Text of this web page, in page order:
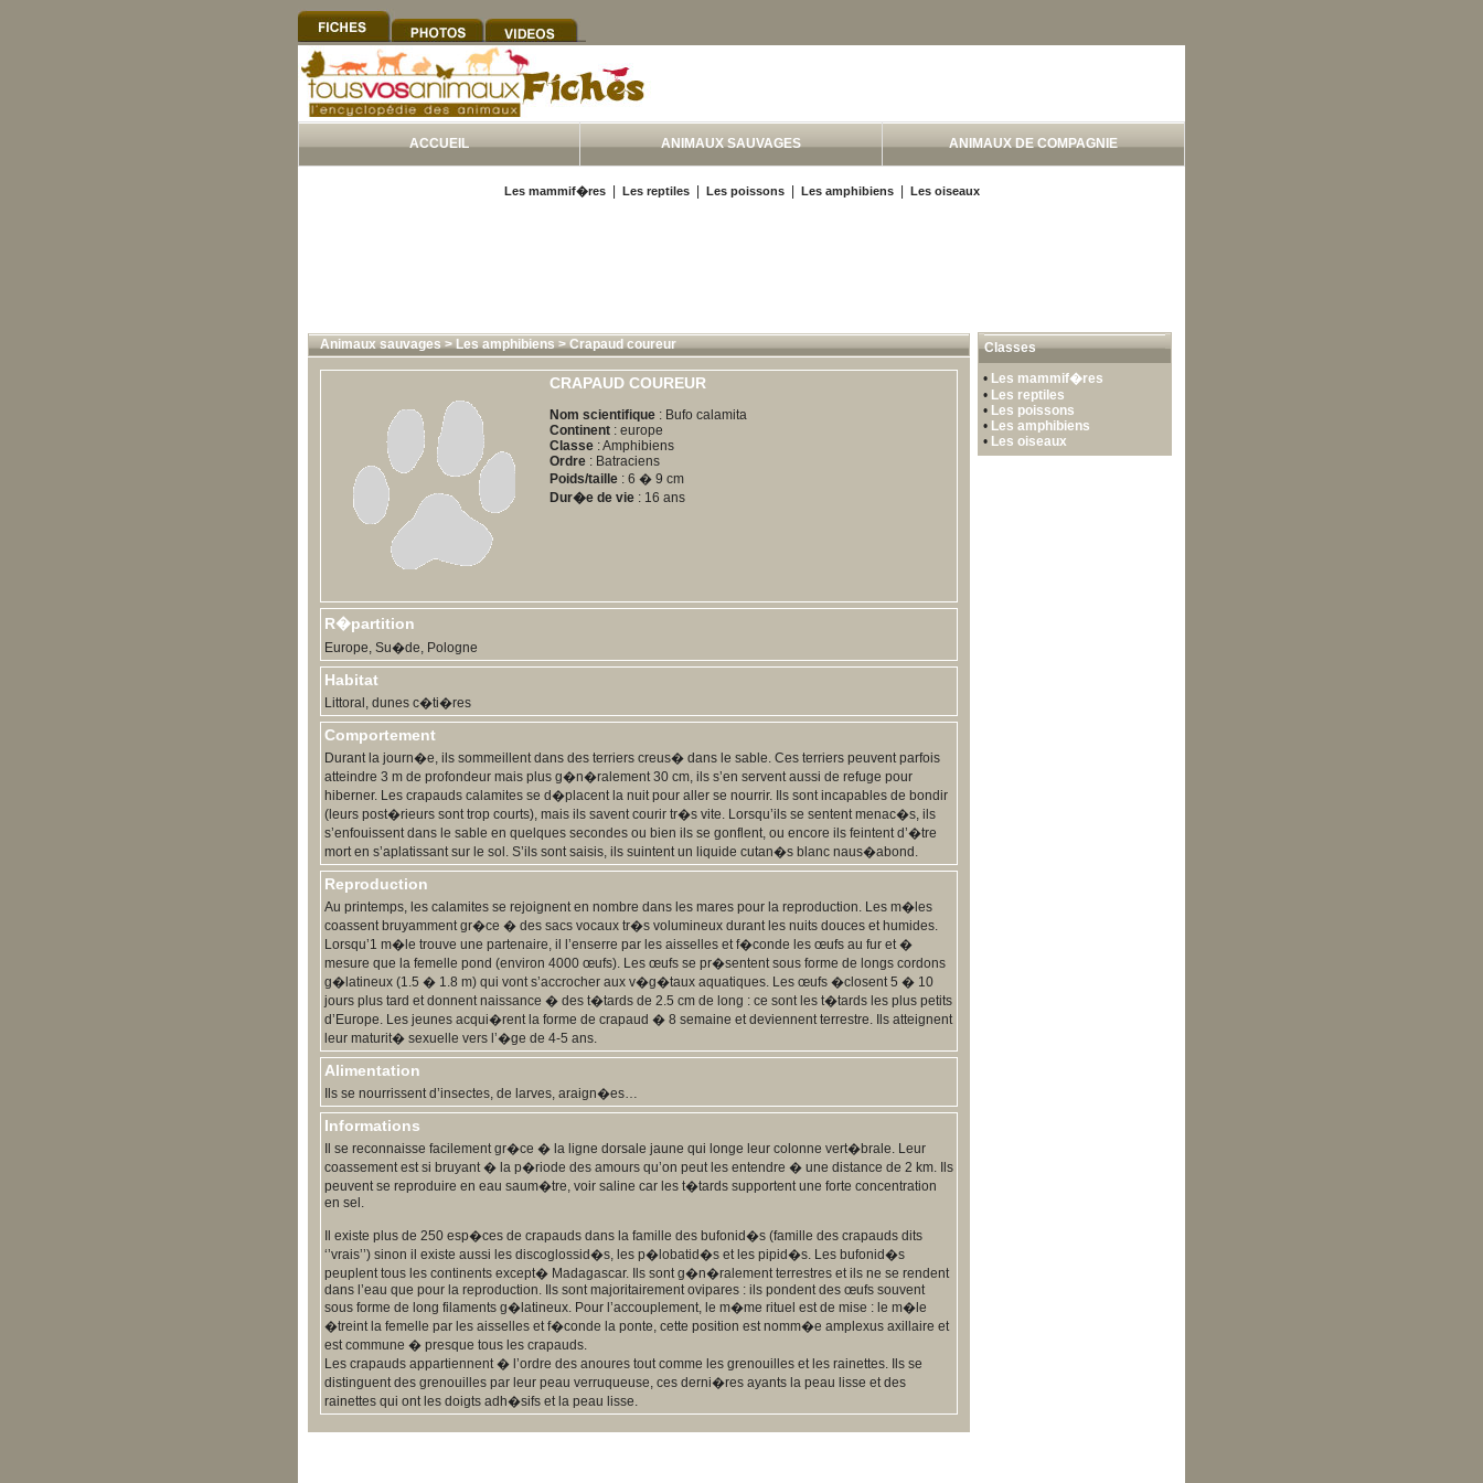
ACCUEIL ANIMAUX SAUVAGES ANIMAUX DE COMPAGNIE
Les mammif�res| Les reptiles| Les poissons| Les amphibiens| Les oiseaux
Animaux sauvages>Les amphibiens>Crapaud coureur
CRAPAUD COUREUR
Nom scientifique: Bufo calamita
Continent: europe
Classe: Amphibiens
Ordre: Batraciens
Poids/taille: 6 � 9 cm
Dur�e de vie: 16 ans
R�partition
Europe, Su�de, Pologne
Habitat
Littoral, dunes c�ti�res
Comportement
Durant la journ�e, ils sommeillent dans des terriers creus� dans le sable. Ces terriers peuvent parfois
atteindre 3 m de profondeur mais plus g�n�ralement 30 cm, ils s’en servent aussi de refuge pour
hiberner. Les crapauds calamites se d�placent la nuit pour aller se nourrir. Ils sont incapables de bondir
(leurs post�rieurs sont trop courts), mais ils savent courir tr�s vite. Lorsqu’ils se sentent menac�s, ils
s’enfouissent dans le sable en quelques secondes ou bien ils se gonflent, ou encore ils feintent d’�tre
mort en s’aplatissant sur le sol. S’ils sont saisis, ils suintent un liquide cutan�s blanc naus�abond.
Reproduction
Au printemps, les calamites se rejoignent en nombre dans les mares pour la reproduction. Les m�les
coassent bruyamment gr�ce � des sacs vocaux tr�s volumineux durant les nuits douces et humides.
Lorsqu’1 m�le trouve une partenaire, il l’enserre par les aisselles et f�conde les œufs au fur et �
mesure que la femelle pond (environ 4000 œufs). Les œufs se pr�sentent sous forme de longs cordons
g�latineux (1.5 � 1.8 m) qui vont s’accrocher aux v�g�taux aquatiques. Les œufs �closent 5 � 10
jours plus tard et donnent naissance � des t�tards de 2.5 cm de long : ce sont les t�tards les plus petits
d’Europe. Les jeunes acqui�rent la forme de crapaud � 8 semaine et deviennent terrestre. Ils atteignent
leur maturit� sexuelle vers l’�ge de 4-5 ans.
Alimentation
Ils se nourrissent d’insectes, de larves, araign�es…
Informations
Il se reconnaisse facilement gr�ce � la ligne dorsale jaune qui longe leur colonne vert�brale. Leur
coassement est si bruyant � la p�riode des amours qu’on peut les entendre � une distance de 2 km. Ils
peuvent se reproduire en eau saum�tre, voir saline car les t�tards supportent une forte concentration
en sel.
Il existe plus de 250 esp�ces de crapauds dans la famille des bufonid�s (famille des crapauds dits
‘’vrais’’) sinon il existe aussi les discoglossid�s, les p�lobatid�s et les pipid�s. Les bufonid�s
peuplent tous les continents except� Madagascar. Ils sont g�n�ralement terrestres et ils ne se rendent
dans l’eau que pour la reproduction. Ils sont majoritairement ovipares : ils pondent des œufs souvent
sous forme de long filaments g�latineux. Pour l’accouplement, le m�me rituel est de mise : le m�le
�treint la femelle par les aisselles et f�conde la ponte, cette position est nomm�e amplexus axillaire et
est commune � presque tous les crapauds.
Les crapauds appartiennent � l’ordre des anoures tout comme les grenouilles et les rainettes. Ils se
distinguent des grenouilles par leur peau verruqueuse, ces derni�res ayants la peau lisse et des
rainettes qui ont les doigts adh�sifs et la peau lisse.
Classes
• Les mammif�res
• Les reptiles
• Les poissons
• Les amphibiens
• Les oiseaux